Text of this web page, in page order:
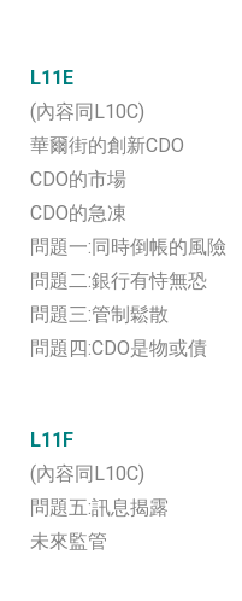
L11E
(內容同L10C)
華爾街的創新CDO
CDO的市場
CDO的急凍
問題一:同時倒帳的風險
問題二:銀行有恃無恐
問題三:管制鬆散
問題四:CDO是物或債
L11F
(內容同L10C)
問題五:訊息揭露
未來監管